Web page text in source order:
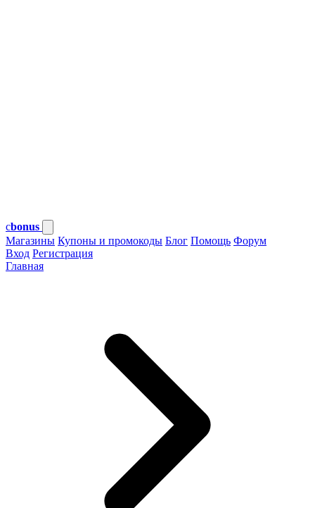
cbonus
Магазины Купоны и промокоды Блог Помощь Форум
Вход Регистрация
Главная